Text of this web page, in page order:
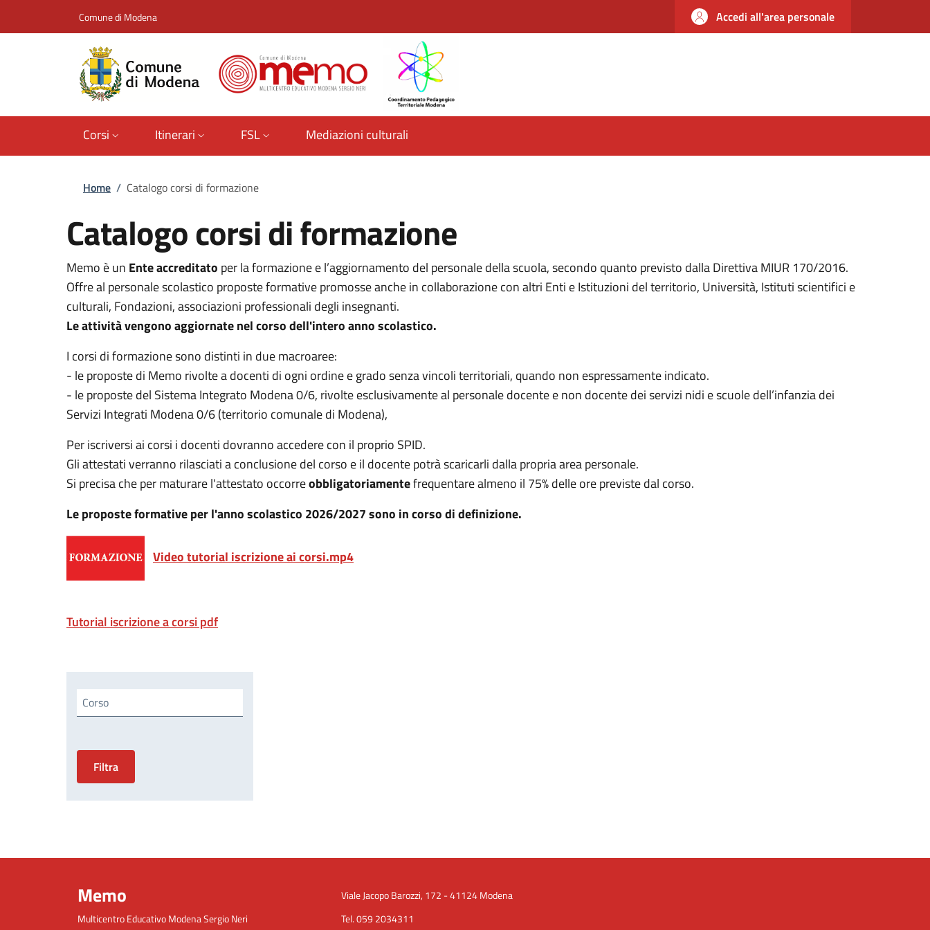
Comune di Modena Accedi all'area personale
Corsi Itinerari FSL Mediazioni culturali
Briciole di pane
Home / Catalogo corsi di formazione
Catalogo corsi di formazione
Memo è un Ente accreditato per la formazione e l’aggiornamento del personale della scuola, secondo quanto previsto dalla Direttiva MIUR 170/2016.
Offre al personale scolastico proposte formative promosse anche in collaborazione con altri Enti e Istituzioni del territorio, Università, Istituti scientifici e
culturali, Fondazioni, associazioni professionali degli insegnanti.
Le attività vengono aggiornate nel corso dell'intero anno scolastico.
I corsi di formazione sono distinti in due macroaree:
- le proposte di Memo rivolte a docenti di ogni ordine e grado senza vincoli territoriali, quando non espressamente indicato.
- le proposte del Sistema Integrato Modena 0/6, rivolte esclusivamente al personale docente e non docente dei servizi nidi e scuole dell’infanzia dei
Servizi Integrati Modena 0/6 (territorio comunale di Modena),
Per iscriversi ai corsi i docenti dovranno accedere con il proprio SPID.
Gli attestati verranno rilasciati a conclusione del corso e il docente potrà scaricarli dalla propria area personale.
Si precisa che per maturare l'attestato occorreobbligatoriamentefrequentare almeno il 75% delle ore previste dal corso.
Le proposte formative per l'anno scolastico 2026/2027 sono in corso di definizione.
Video tutorial iscrizione ai corsi.mp4
Tutorial iscrizione a corsi pdf
Corso
Memo
Multicentro Educativo Modena Sergio Neri
Viale Jacopo Barozzi, 172 - 41124 Modena
Tel. 059 2034311